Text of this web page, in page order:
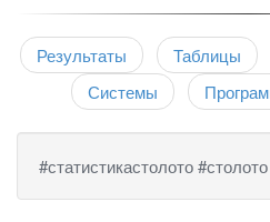
Результаты Таблицы
Системы
#статистикастолото